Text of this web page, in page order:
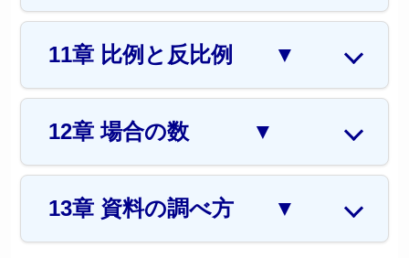
11章 比例と反比例 ▼
12章 場合の数 ▼
13章 資料の調べ方 ▼